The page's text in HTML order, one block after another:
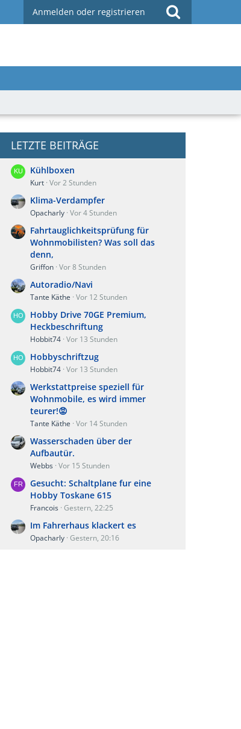
Anmelden oder registrieren
LETZTE BEITRÄGE
Kühlboxen
Kurt Vor 2 Stunden
Klima-Verdampfer
Opacharly Vor 4 Stunden
Fahrtauglichkeitsprüfung für
Wohnmobilisten? Was soll das
denn,
Griffon Vor 8 Stunden
Autoradio/Navi
Tante Käthe Vor 12 Stunden
Hobby Drive 70GE Premium,
Heckbeschriftung
Hobbit74 Vor 13 Stunden
Hobbyschriftzug
Hobbit74 Vor 13 Stunden
Werkstattpreise speziell für
Wohnmobile, es wird immer
teurer!😡
Tante Käthe Vor 14 Stunden
Wasserschaden über der
Aufbautür.
Webbs Vor 15 Stunden
Gesucht: Schaltplane fur eine
Hobby Toskane 615
Francois Gestern, 22:25
Im Fahrerhaus klackert es
Opacharly Gestern, 20:16